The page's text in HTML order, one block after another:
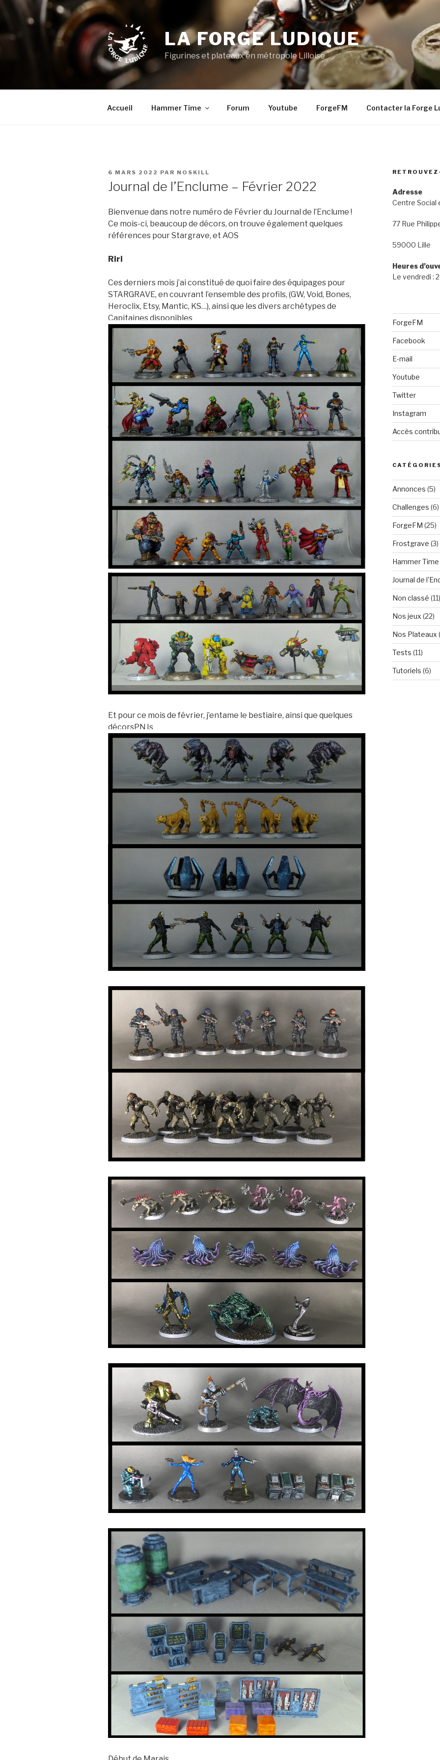
Aller
principal
LA FORGE LUDIQUE
Figurines et plateaux en métropole Lilloise
Accueil Hammer Time Forum Youtube ForgeFM Contacter la Forge
PUBLIÉ
6 MARS 2022 PAR NOSKILL
Journal de l’Enclume – Février 2022
Bienvenue dans notre numéro de Février du Journal de l’Enclume !
Ce mois-ci, beaucoup de décors, on trouve également quelques
références pour Stargrave, et AOS
Riri
Ces derniers mois j’ai constitué de quoi faire des équipages pour
STARGRAVE, en couvrant l’ensemble des profils, (GW, Void, Bones,
Heroclix, Etsy, Mantic, KS…), ainsi que les divers archétypes de
Capitaines disponibles
Et pour ce mois de février, j’entame le bestiaire, ainsi que quelques
décorsPNJs
Adresse
Centre Social
77 Rue
59000 Lille
Heures
Le vendredi :
ForgeFM
Facebook
E-mail
Youtube
Twitter
Instagram
Accès
Annonces (5)
Challenges (6)
ForgeFM (25)
Frostgrave (3)
Hammer Time
Journal de
Non classé (11)
Nos jeux (22)
Nos Plateaux
Tests (11)
Tutoriels (6)